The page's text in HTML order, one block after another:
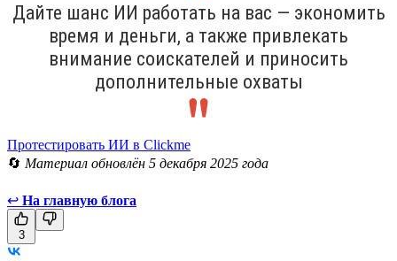
Дайте шанс ИИ работать на вас — экономить
время и деньги, а также привлекать
внимание соискателей и приносить
дополнительные охваты
Протестировать ИИ в Clickme
🔄 Материал обновлён 5 декабря 2025 года
↩ На главную блога
3